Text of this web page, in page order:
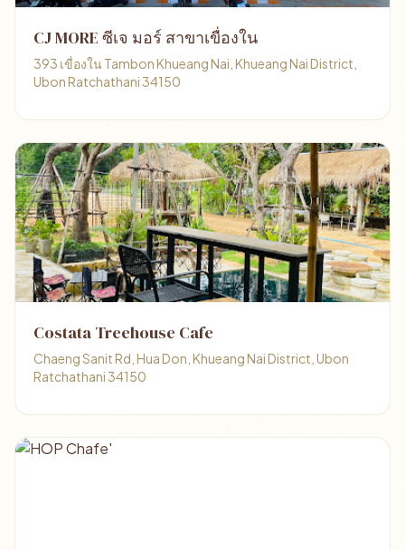
CJ MORE ซีเจ มอร์ สาขาเขื่องใน
393 เขื่องใน Tambon Khueang Nai, Khueang Nai District,
Ubon Ratchathani 34150
Costata Treehouse Cafe
Chaeng Sanit Rd, Hua Don, Khueang Nai District, Ubon
Ratchathani 34150